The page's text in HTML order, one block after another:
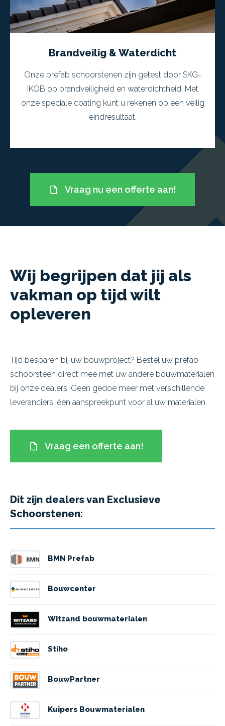
Brandveilig & Waterdicht
Onze prefab schoorstenen zijn getest door SKG-
IKOB op brandveiligheid en waterdichtheid. Met
onze speciale coating kunt u rekenen op een veilig
eindresultaat.
Vraag nu een offerte aan!
Wij begrijpen dat jij als
vakman op tijd wilt
opleveren
Tijd besparen bij uw bouwproject? Bestel uw prefab
schoorsteen direct mee met uw andere bouwmaterialen
bij onze dealers. Geen gedoe meer met verschillende
leveranciers, één aanspreekpunt voor al uw materialen.
Vraag een offerte aan!
Dit zijn dealers van Exclusieve
Schoorstenen:
BMN Prefab
Bouwcenter
Witzand bouwmaterialen
Stiho
BouwPartner
Kuipers Bouwmaterialen